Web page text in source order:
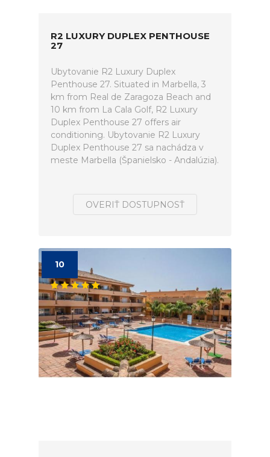
R2 LUXURY DUPLEX PENTHOUSE
27
Ubytovanie R2 Luxury Duplex
Penthouse 27. Situated in Marbella, 3
km from Real de Zaragoza Beach and
10 km from La Cala Golf, R2 Luxury
Duplex Penthouse 27 offers air
conditioning. Ubytovanie R2 Luxury
Duplex Penthouse 27 sa nachádza v
meste Marbella (Španielsko - Andalúzia).
OVERIŤ DOSTUPNOSŤ
10